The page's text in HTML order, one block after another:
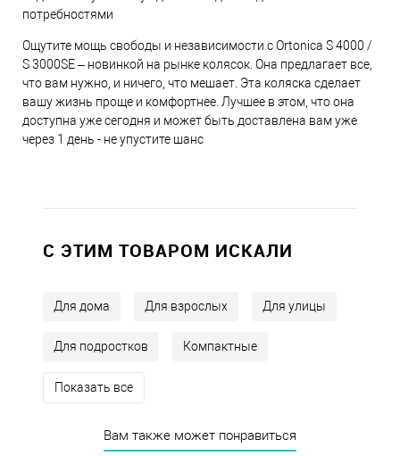
потребностями
Ощутите мощь свободы и независимости с Ortonica S 4000 /
S 3000SE – новинкой на рынке колясок. Она предлагает все,
что вам нужно, и ничего, что мешает. Эта коляска сделает
вашу жизнь проще и комфортнее. Лучшее в этом, что она
доступна уже сегодня и может быть доставлена вам уже
через 1 день - не упустите шанс
C ЭТИМ ТОВАРОМ ИСКАЛИ
Для дома Для взрослых Для улицы
Для подростков Компактные
Показать все
Вам также может понравиться